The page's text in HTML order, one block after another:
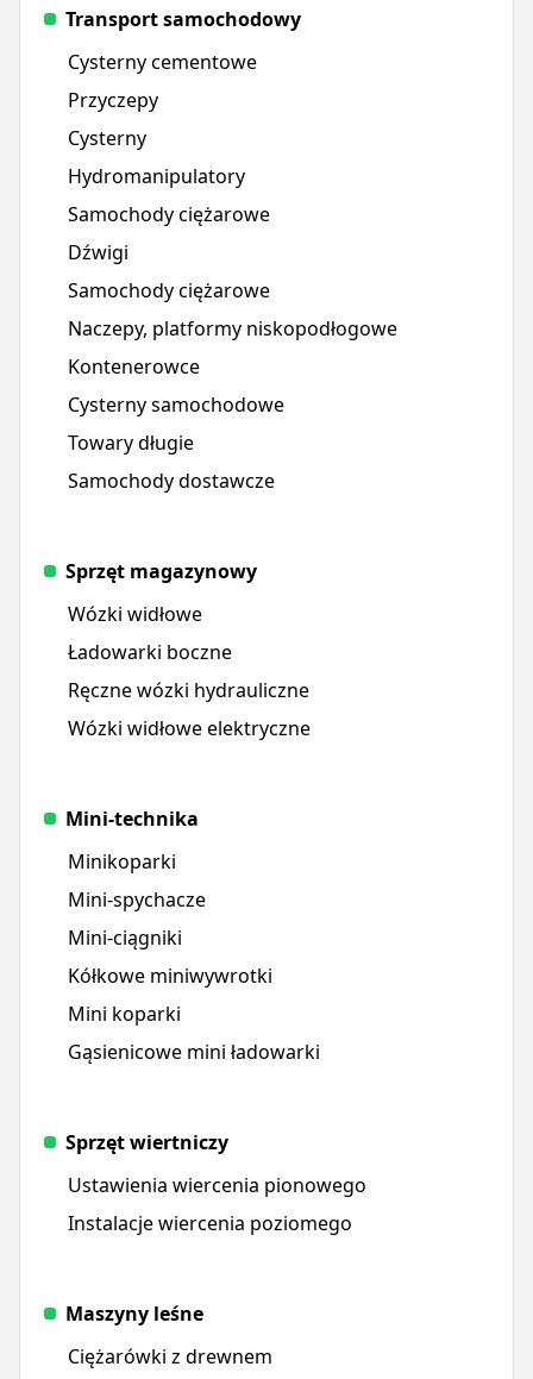
Transport samochodowy
Cysterny cementowe
Przyczepy
Cysterny
Hydromanipulatory
Samochody ciężarowe
Dźwigi
Samochody ciężarowe
Naczepy, platformy niskopodłogowe
Kontenerowce
Cysterny samochodowe
Towary długie
Samochody dostawcze
Sprzęt magazynowy
Wózki widłowe
Ładowarki boczne
Ręczne wózki hydrauliczne
Wózki widłowe elektryczne
Mini-technika
Minikoparki
Mini-spychacze
Mini-ciągniki
Kółkowe miniwywrotki
Mini koparki
Gąsienicowe mini ładowarki
Sprzęt wiertniczy
Ustawienia wiercenia pionowego
Instalacje wiercenia poziomego
Maszyny leśne
Ciężarówki z drewnem